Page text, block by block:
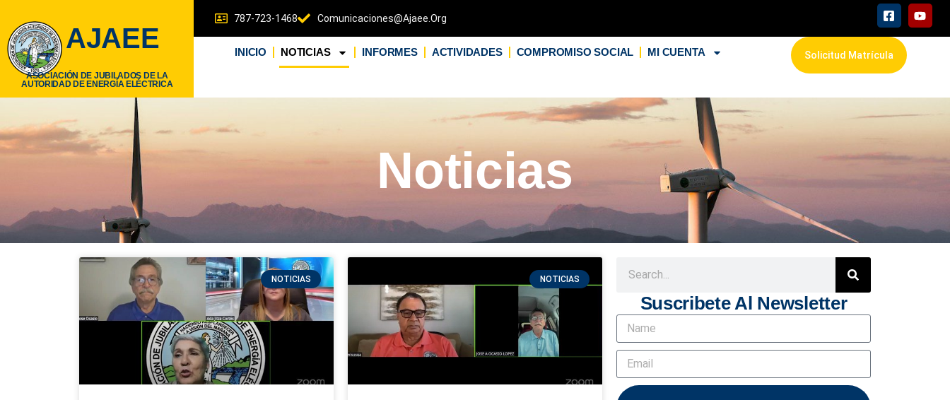
787-723-1468 Comunicaciones@ajaee.org
AJAEE
ASOCIACIÓN DE JUBILADOS DE LA
AUTORIDAD DE ENERGÍA ELÉCTRICA
INICIO NOTICIAS INFORMES ACTIVIDADES COMPROMISO SOCIAL MI CUENTA Solicitud Matrícula
Noticias
NOTICIAS NOTICIAS
Suscribete Al Newsletter